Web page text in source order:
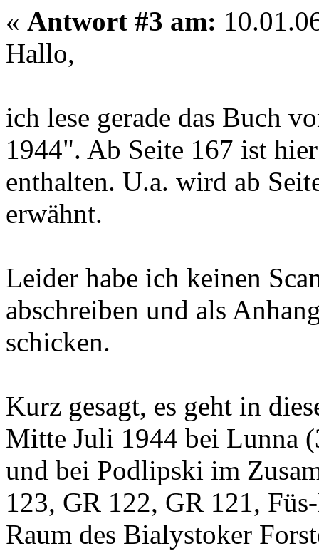
« Antwort #3 am:
Hallo,
ich lese gerade das Buch
1944". Ab Seite 167 ist
enthalten. U.a. wird ab
erwähnt.
Leider habe ich keinen
abschreiben und als
schicken.
Kurz gesagt, es geht in
Mitte Juli 1944 bei Lunna
und bei Podlipski im
123, GR 122, GR 121,
Raum des Bialystoker